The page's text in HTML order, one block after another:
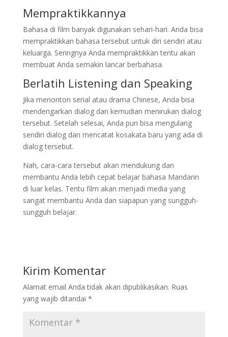
Mempraktikkannya
Bahasa di film banyak digunakan sehari-hari. Anda bisa
mempraktikkan bahasa tersebut untuk diri sendiri atau
keluarga. Seringnya Anda mempraktikkan tentu akan
membuat Anda semakin lancar berbahasa.
Berlatih Listening dan Speaking
Jika menonton serial atau drama Chinese, Anda bisa
mendengarkan dialog dan kemudian menirukan dialog
tersebut. Setelah selesai, Anda pun bisa mengulang
sendiri dialog dan mencatat kosakata baru yang ada di
dialog tersebut.
Nah, cara-cara tersebut akan mendukung dan
membantu Anda lebih cepat belajar bahasa Mandarin
di luar kelas. Tentu film akan menjadi media yang
sangat membantu Anda dan siapapun yang sungguh-
sungguh belajar.
Kirim Komentar
Alamat email Anda tidak akan dipublikasikan. Ruas
yang wajib ditandai *